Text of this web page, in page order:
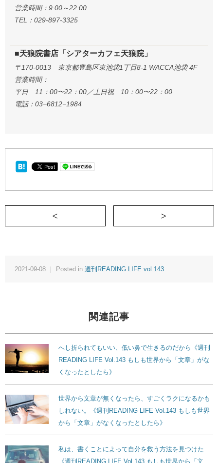
営業時間：9:00～22:00
TEL：029-897-3325
■天狼院書店「シアターカフェ天狼院」
〒170-0013 東京都豊島区東池袋1丁目8-1 WACCA池袋 4F
営業時間：
平日 11：00〜22：00／土日祝 10：00〜22：00
電話：03−6812−1984
＜ 時空を超えてつながっている《週刊
2021-09-08 ｜ Posted in 週刊READING LIFE vol.143
関連記事
へし折られてもいい、低い鼻で生きるのだから《週刊
READING LIFE Vol.143 もしも世界から「文章」がな
くなったとしたら》
世界から文章が無くなったら、すごくラクになるかも
しれない。《週刊READING LIFE Vol.143 もしも世界
から「文章」がなくなったとしたら》
私は、書くことによって自分を救う方法を見つけた
《週刊READING LIFE Vol.143 もしも世界から「文